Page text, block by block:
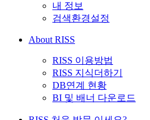
내 정보
검색환경설정
About RISS
RISS 이용방법
RISS 지식더하기
DB연계 현황
BI 및 배너 다운로드